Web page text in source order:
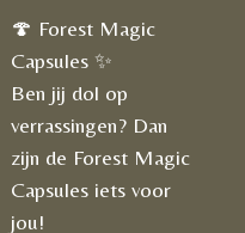
🍄 Forest Magic
Capsules ✨
Ben jij dol op
verrassingen? Dan
zijn de Forest Magic
Capsules iets voor
jou!